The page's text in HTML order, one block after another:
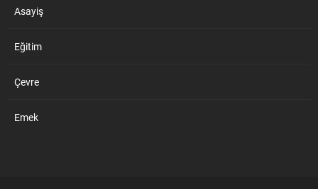
Asayiş
Eğitim
Çevre
Emek